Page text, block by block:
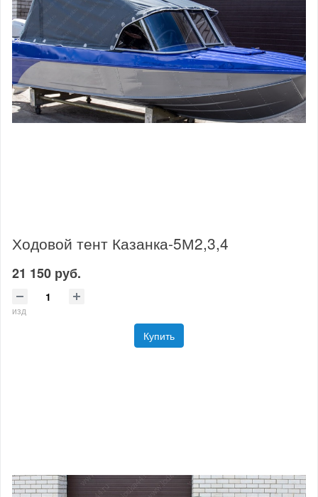
Ходовой тент Казанка-5М2,3,4
21 150 руб.
изд
Купить